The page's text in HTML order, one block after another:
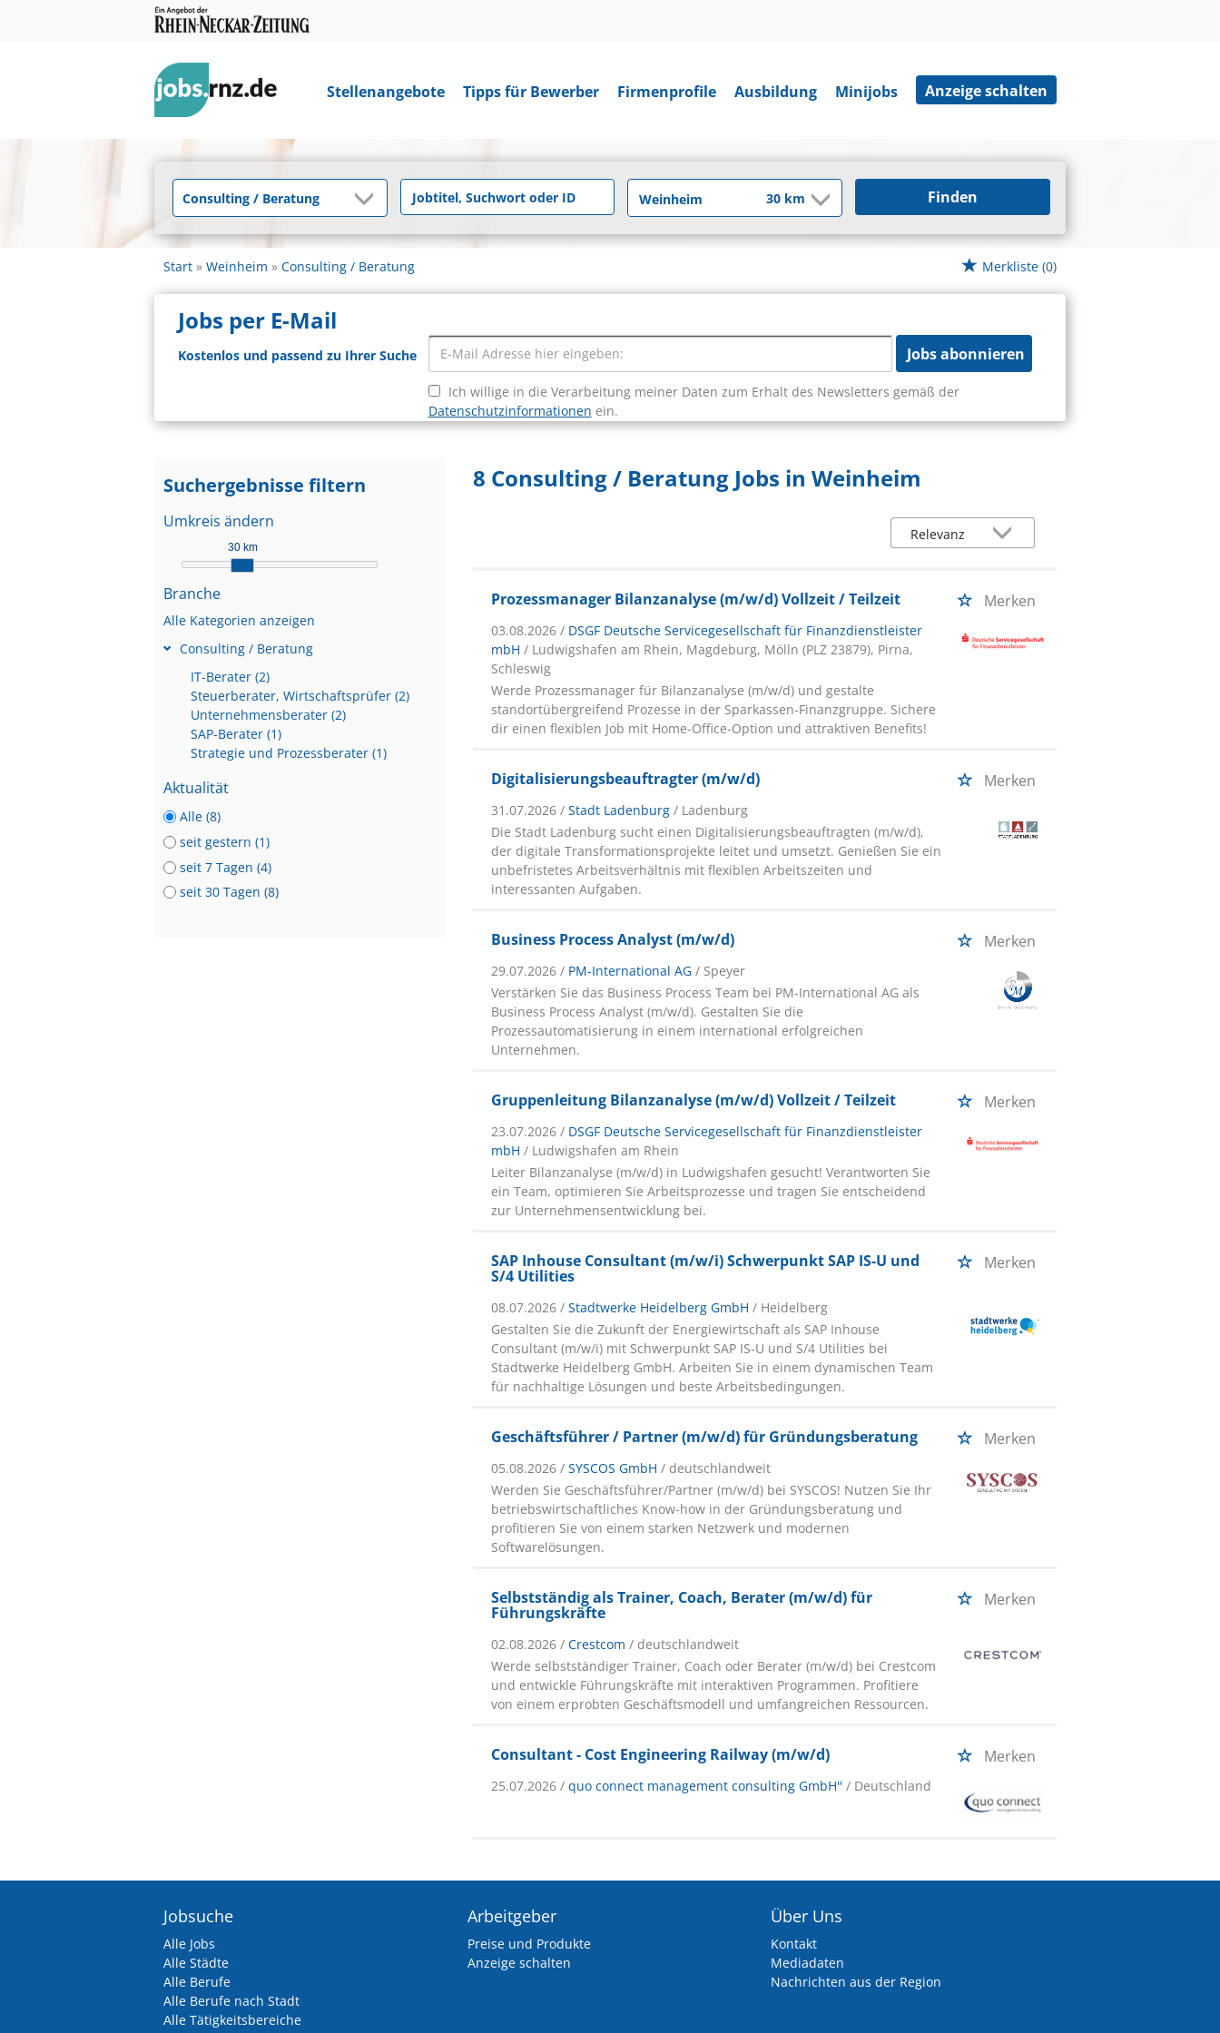
Stellenangebote Tipps für Bewerber Firmenprofile Ausbildung Minijobs Anzeige schalten
Finden
Start Weinheim Consulting / Beratung Merkliste (0)
Jobs per E-Mail
Kostenlos und passend zu Ihrer Suche Jobs abonnieren
Ich willige in die Verarbeitung meiner Daten zum Erhalt des Newsletters gemäß der
Datenschutzinformationen ein.
Suchergebnisse filtern
Umkreis ändern
30 km
Branche
Alle Kategorien anzeigen
Consulting / Beratung
IT-Berater (2)
Steuerberater, Wirtschaftsprüfer (2)
Unternehmensberater (2)
SAP-Berater (1)
Strategie und Prozessberater (1)
Aktualität
Alle (8)
seit gestern (1)
seit 7 Tagen (4)
seit 30 Tagen (8)
8 Consulting / Beratung Jobs in Weinheim
Prozessmanager Bilanzanalyse (m/w/d) Vollzeit / Teilzeit Merken
03.08.2026 / DSGF Deutsche Servicegesellschaft für Finanzdienstleister
mbH / Ludwigshafen am Rhein, Magdeburg, Mölln (PLZ 23879), Pirna,
Schleswig
Werde Prozessmanager für Bilanzanalyse (m/w/d) und gestalte
standortübergreifend Prozesse in der Sparkassen-Finanzgruppe. Sichere
dir einen flexiblen Job mit Home-Office-Option und attraktiven Benefits!
Digitalisierungsbeauftragter (m/w/d) Merken
31.07.2026 /Stadt Ladenburg / Ladenburg
Die Stadt Ladenburg sucht einen Digitalisierungsbeauftragten (m/w/d),
der digitale Transformationsprojekte leitet und umsetzt. Genießen Sie ein
unbefristetes Arbeitsverhältnis mit flexiblen Arbeitszeiten und
interessanten Aufgaben.
Business Process Analyst (m/w/d) Merken
29.07.2026 / PM-International AG / Speyer
Verstärken Sie das Business Process Team bei PM-International AG als
Business Process Analyst (m/w/d). Gestalten Sie die
Prozessautomatisierung in einem international erfolgreichen
Unternehmen.
Gruppenleitung Bilanzanalyse (m/w/d) Vollzeit / Teilzeit Merken
23.07.2026 / DSGF Deutsche Servicegesellschaft für Finanzdienstleister
mbH / Ludwigshafen am Rhein
Leiter Bilanzanalyse (m/w/d) in Ludwigshafen gesucht! Verantworten Sie
ein Team, optimieren Sie Arbeitsprozesse und tragen Sie entscheidend
zur Unternehmensentwicklung bei.
SAP Inhouse Consultant (m/w/i) Schwerpunkt SAP IS-U und
S/4 Utilities
Merken
08.07.2026 /Stadtwerke Heidelberg GmbH / Heidelberg
Gestalten Sie die Zukunft der Energiewirtschaft als SAP Inhouse
Consultant (m/w/i) mit Schwerpunkt SAP IS-U und S/4 Utilities bei
Stadtwerke Heidelberg GmbH. Arbeiten Sie in einem dynamischen Team
für nachhaltige Lösungen und beste Arbeitsbedingungen.
Geschäftsführer / Partner (m/w/d) für Gründungsberatung Merken
05.08.2026 /SYSCOS GmbH / deutschlandweit
Werden Sie Geschäftsführer/Partner (m/w/d) bei SYSCOS! Nutzen Sie Ihr
betriebswirtschaftliches Know-how in der Gründungsberatung und
profitieren Sie von einem starken Netzwerk und modernen
Softwarelösungen.
Selbstständig als Trainer, Coach, Berater (m/w/d) für
Führungskräfte
Merken
02.08.2026 /Crestcom / deutschlandweit
Werde selbstständiger Trainer, Coach oder Berater (m/w/d) bei Crestcom
und entwickle Führungskräfte mit interaktiven Programmen. Profitiere
von einem erprobten Geschäftsmodell und umfangreichen Ressourcen.
Consultant - Cost Engineering Railway (m/w/d) Merken
25.07.2026 /quo connect management consulting GmbH'' / Deutschland
Jobsuche
Alle Jobs
Alle Städte
Alle Berufe
Alle Berufe nach Stadt
Alle Tätigkeitsbereiche
Arbeitgeber
Preise und Produkte
Anzeige schalten
Über Uns
Kontakt
Mediadaten
Nachrichten aus der Region